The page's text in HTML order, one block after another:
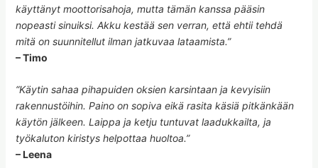
käyttänyt moottorisahoja, mutta tämän kanssa pääsin
nopeasti sinuiksi. Akku kestää sen verran, että ehtii tehdä
mitä on suunnitellut ilman jatkuvaa lataamista.”
– Timo
“Käytin sahaa pihapuiden oksien karsintaan ja kevyisiin
rakennustöihin. Paino on sopiva eikä rasita käsiä pitkänkään
käytön jälkeen. Laippa ja ketju tuntuvat laadukkailta, ja
työkaluton kiristys helpottaa huoltoa.”
– Leena